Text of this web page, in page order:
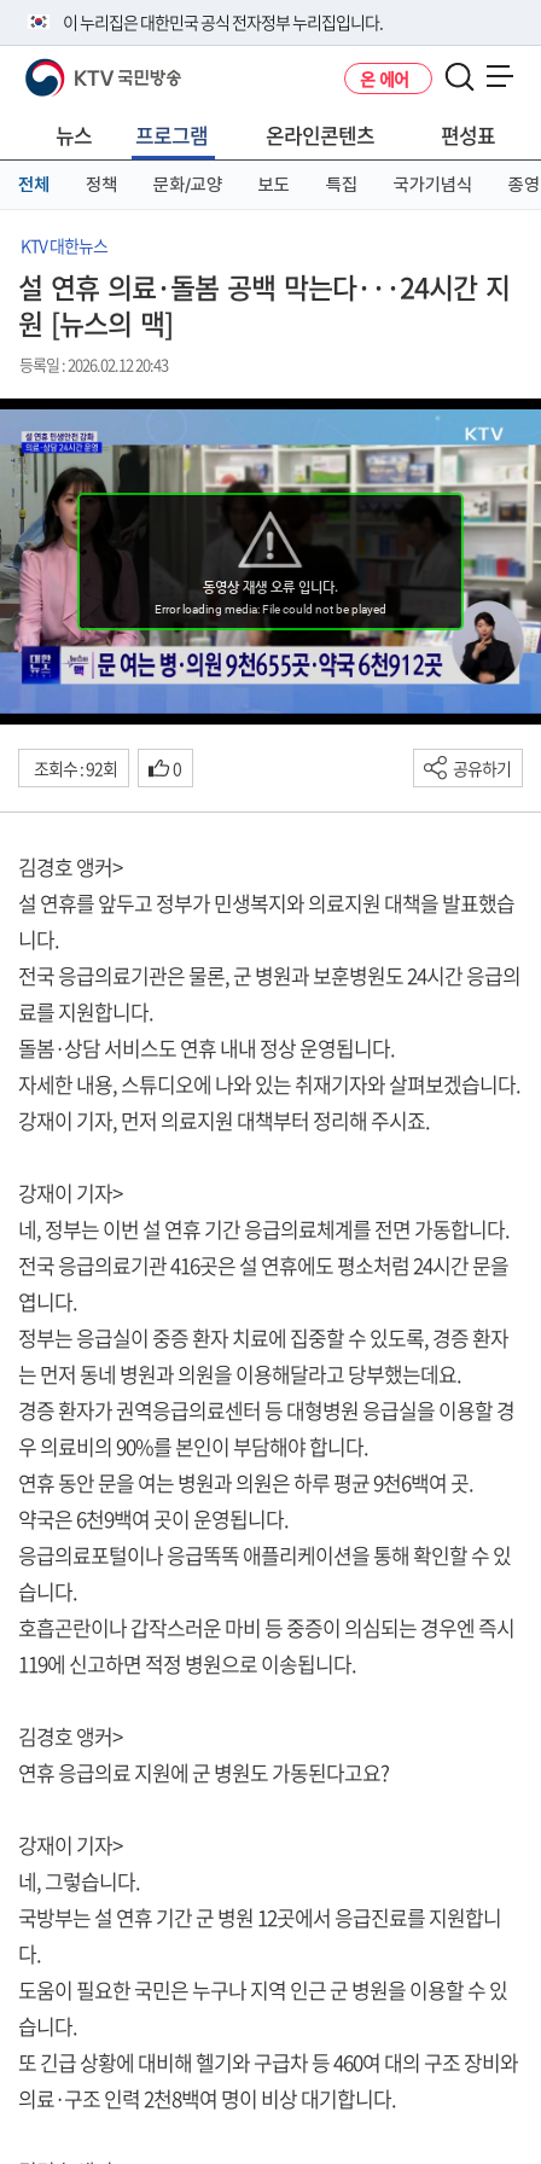
이 누리집은 대한민국 공식 전자정부 누리집입니다.
공식 누리집 주소 확인하기
니다.
이밖에 or.kr 또는 .kr등 다른 도메인 주소를 사용하고 있다면 아래 URL에
서 도메인 주소를 확인해 보세요
KTV 국민방송 온 에어
뉴스 프로그램 온라인콘텐츠 편성표
전체 정책 문화/교양 보도 특집 국가기념식 종영
KTV 대한뉴스
설 연휴 의료·돌봄 공백 막는다···24시간 지
원 [뉴스의 맥]
등록일 : 2026.02.12 20:43
조회수 : 92회 0 공유하기
김경호 앵커>
설 연휴를 앞두고 정부가 민생복지와 의료지원 대책을 발표했습
니다.
전국 응급의료기관은 물론, 군 병원과 보훈병원도 24시간 응급의
료를 지원합니다.
돌봄·상담 서비스도 연휴 내내 정상 운영됩니다.
자세한 내용, 스튜디오에 나와 있는 취재기자와 살펴보겠습니다.
강재이 기자, 먼저 의료지원 대책부터 정리해 주시죠.
강재이 기자>
네, 정부는 이번 설 연휴 기간 응급의료체계를 전면 가동합니다.
전국 응급의료기관 416곳은 설 연휴에도 평소처럼 24시간 문을
엽니다.
정부는 응급실이 중증 환자 치료에 집중할 수 있도록, 경증 환자
는 먼저 동네 병원과 의원을 이용해달라고 당부했는데요.
경증 환자가 권역응급의료센터 등 대형병원 응급실을 이용할 경
우 의료비의 90%를 본인이 부담해야 합니다.
연휴 동안 문을 여는 병원과 의원은 하루 평균 9천6백여 곳.
약국은 6천9백여 곳이 운영됩니다.
응급의료포털이나 응급똑똑 애플리케이션을 통해 확인할 수 있
습니다.
호흡곤란이나 갑작스러운 마비 등 중증이 의심되는 경우엔 즉시
119에 신고하면 적정 병원으로 이송됩니다.
김경호 앵커>
연휴 응급의료 지원에 군 병원도 가동된다고요?
강재이 기자>
네, 그렇습니다.
국방부는 설 연휴 기간 군 병원 12곳에서 응급진료를 지원합니
다.
도움이 필요한 국민은 누구나 지역 인근 군 병원을 이용할 수 있
습니다.
또 긴급 상황에 대비해 헬기와 구급차 등 460여 대의 구조 장비와
의료·구조 인력 2천8백여 명이 비상 대기합니다.